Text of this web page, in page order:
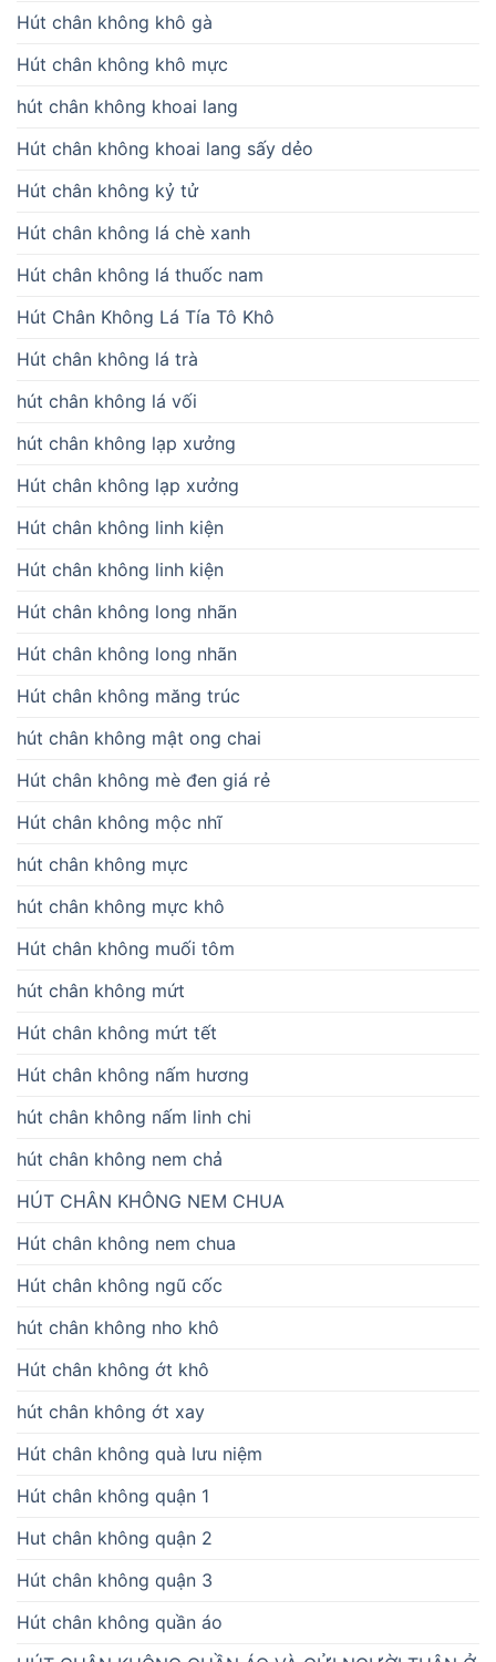
Hút chân không khô gà
Hút chân không khô mực
hút chân không khoai lang
Hút chân không khoai lang sấy dẻo
Hút chân không kỷ tử
Hút chân không lá chè xanh
Hút chân không lá thuốc nam
Hút Chân Không Lá Tía Tô Khô
Hút chân không lá trà
hút chân không lá vối
hút chân không lạp xưởng
Hút chân không lạp xưởng
Hút chân không linh kiện
Hút chân không linh kiện
Hút chân không long nhãn
Hút chân không long nhãn
Hút chân không măng trúc
hút chân không mật ong chai
Hút chân không mè đen giá rẻ
Hút chân không mộc nhĩ
hút chân không mực
hút chân không mực khô
Hút chân không muối tôm
hút chân không mứt
Hút chân không mứt tết
Hút chân không nấm hương
hút chân không nấm linh chi
hút chân không nem chả
HÚT CHÂN KHÔNG NEM CHUA
Hút chân không nem chua
Hút chân không ngũ cốc
hút chân không nho khô
Hút chân không ớt khô
hút chân không ớt xay
Hút chân không quà lưu niệm
Hút chân không quận 1
Hut chân không quận 2
Hút chân không quận 3
Hút chân không quần áo